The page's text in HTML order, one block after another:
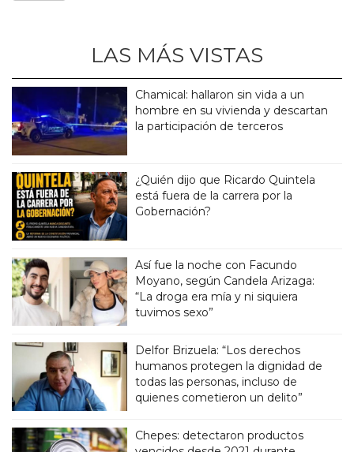
LAS MÁS VISTAS
Chamical: hallaron sin vida a un
hombre en su vivienda y descartan
la participación de terceros
¿Quién dijo que Ricardo Quintela
está fuera de la carrera por la
Gobernación?
Así fue la noche con Facundo
Moyano, según Candela Arizaga:
“La droga era mía y ni siquiera
tuvimos sexo”
Delfor Brizuela: “Los derechos
humanos protegen la dignidad de
todas las personas, incluso de
quienes cometieron un delito”
Chepes: detectaron productos